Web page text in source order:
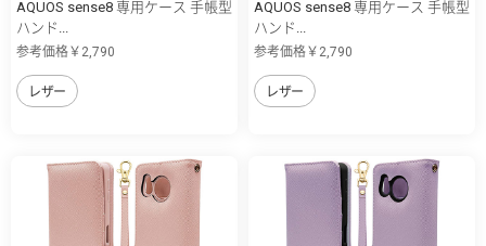
AQUOS sense8 専用ケース 手帳型
ハンド...
参考価格￥2,790
レザー
AQUOS sense8 専用ケース 手帳型
ハンド...
参考価格￥2,790
レザー